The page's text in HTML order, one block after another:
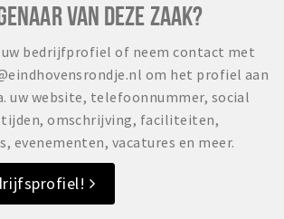
VAN DEZE ZAAK?
bedrijfprofiel of neem contact met
om het profiel aan
uw website, telefoonnummer, social
omschrijving, faciliteiten,
evenementen, vacatures en meer.